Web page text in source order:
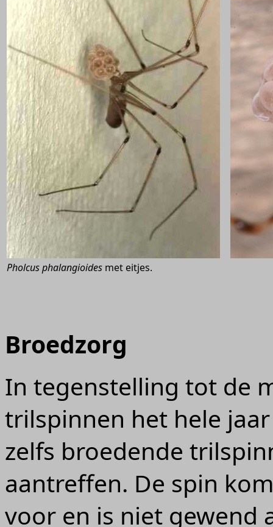
Pholcus phalangioides met eitjes.
Broedzorg
In tegenstelling tot de
trilspinnen het hele
zelfs broedende
aantreffen. De spin
voor en is niet gewend